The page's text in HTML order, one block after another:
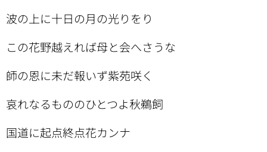
波の上に十日の月の光りをり
この花野越えれば母と会へさうな
師の恩に未だ報いず紫苑咲く
哀れなるもののひとつよ秋鵜飼
国道に起点終点花カンナ